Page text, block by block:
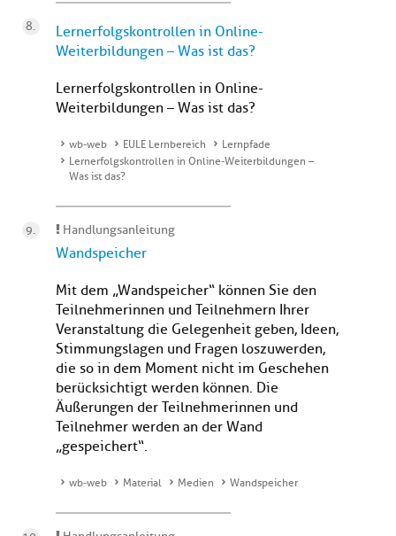
Lernerfolgskontrollen in Online-
Weiterbildungen – Was ist das?
Lernerfolgskontrollen in Online-
Weiterbildungen – Was ist das?
wb-web EULE Lernbereich
Lernpfade
Lernerfolgskontrollen in Online-Weiterbildungen –
Was ist das?
Handlungsanleitung
Wandspeicher
Mit dem „Wandspeicher“ können Sie den
Teilnehmerinnen und Teilnehmern Ihrer
Veranstaltung die Gelegenheit geben, Ideen,
Stimmungslagen und Fragen loszuwerden,
die so in dem Moment nicht im Geschehen
berücksichtigt werden können. Die
Äußerungen der Teilnehmerinnen und
Teilnehmer werden an der Wand
„gespeichert“.
wb-web Material Medien Wandspeicher